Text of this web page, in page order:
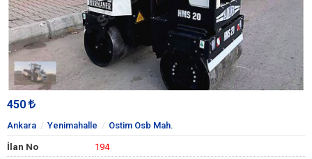
450
Ankara Yenimahalle Ostim Osb Mah.
İlan No
194